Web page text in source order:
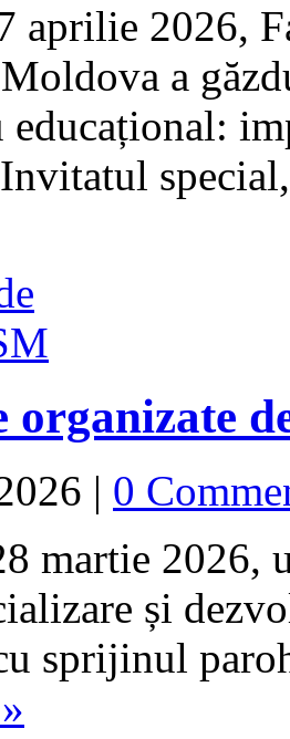
aprilie 2026,
a
organizate
| 0
martie 2026,
și
sprijinul